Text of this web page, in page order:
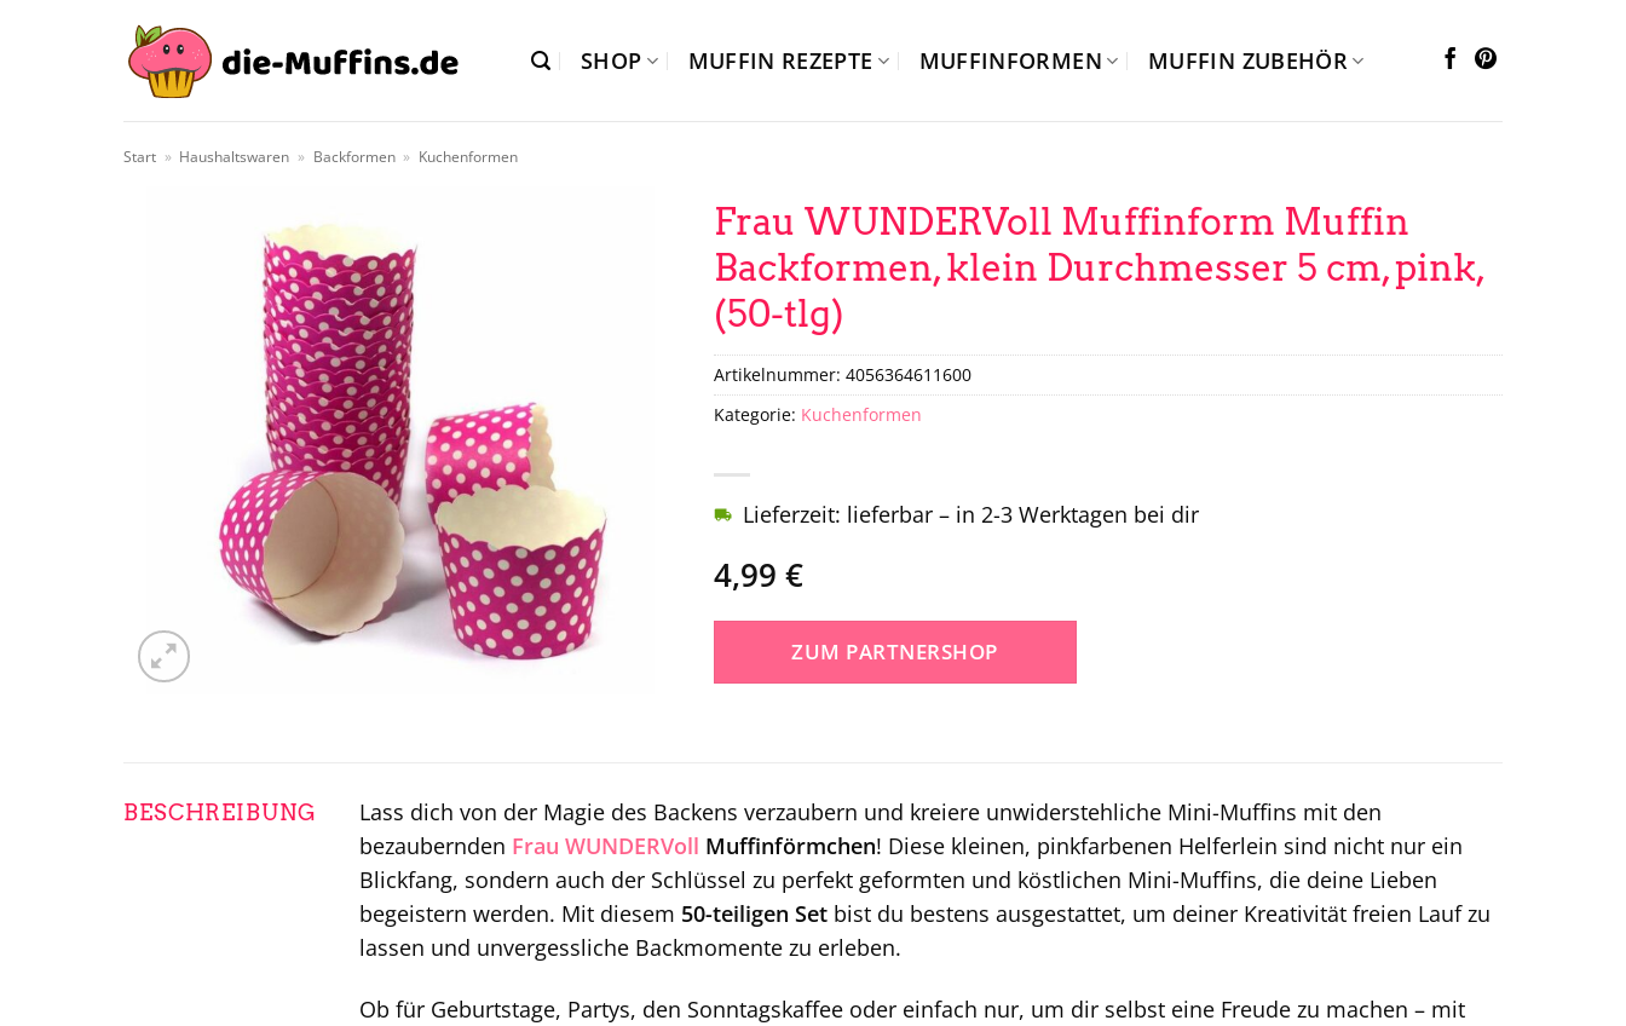
SHOP MUFFIN REZEPTE MUFFINFORMEN MUFFIN ZUBEHÖR
Start » Haushaltswaren » Backformen » Kuchenformen
Frau WUNDERVoll Muffinform Muffin
Backformen, klein Durchmesser 5 cm, pink,
(50-tlg)
4,99 €
Lieferzeit: lieferbar – in 2-3 Werktagen bei dir
ZUM PARTNERSHOP
Artikelnummer: 4056364611600
Kategorie: Kuchenformen
BESCHREIBUNG
Lass dich von der Magie des Backens verzaubern und kreiere unwiderstehliche Mini-Muffins mit den
bezaubernden Frau WUNDERVoll Muffinförmchen! Diese kleinen, pinkfarbenen Helferlein sind nicht nur ein
Blickfang, sondern auch der Schlüssel zu perfekt geformten und köstlichen Mini-Muffins, die deine Lieben
begeistern werden. Mit diesem 50-teiligen Set bist du bestens ausgestattet, um deiner Kreativität freien Lauf zu
lassen und unvergessliche Backmomente zu erleben.
Ob für Geburtstage, Partys, den Sonntagskaffee oder einfach nur, um dir selbst eine Freude zu machen – mit